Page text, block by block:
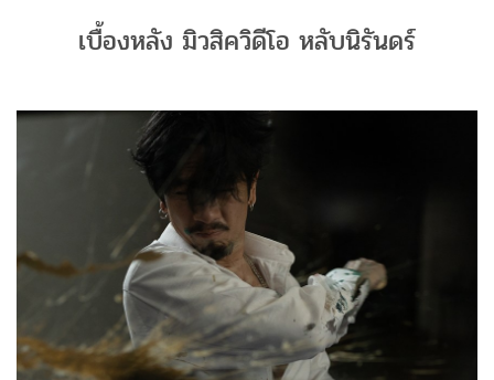
เบื้องหลัง มิวสิควิดีโอ หลับนิรันดร์